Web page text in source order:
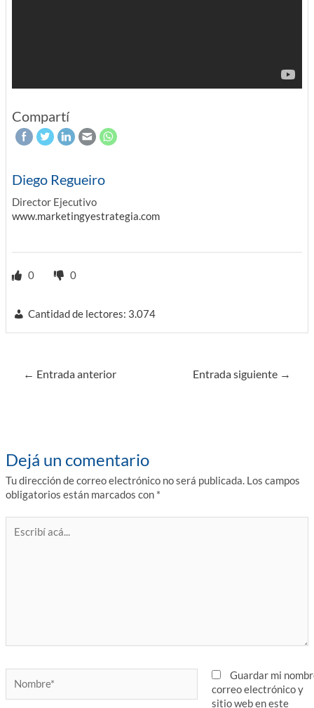
Compartí
Diego Regueiro
Director Ejecutivo
www.marketingyestrategia.com
0 0
Cantidad de lectores: 3.074
← Entrada anterior Entrada siguiente →
Dejá un comentario
Tu dirección de correo electrónico no será publicada. Los campos
obligatorios están marcados con *
acá...
Guardar mi
correo electrónico y
sitio web en este